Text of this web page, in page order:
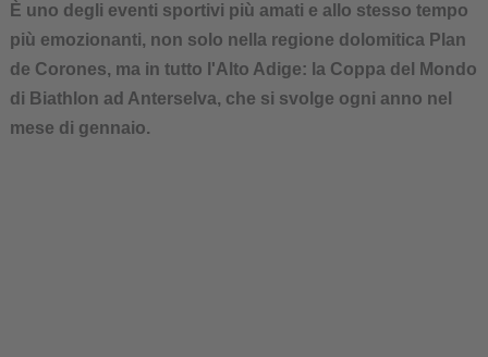
È uno degli eventi sportivi più amati e allo stesso tempo
più emozionanti, non solo nella regione dolomitica Plan
de Corones, ma in tutto l'Alto Adige: la Coppa del Mondo
di Biathlon ad Anterselva, che si svolge ogni anno nel
mese di gennaio.